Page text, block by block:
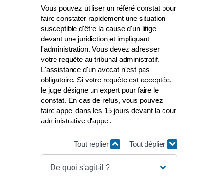
Vous pouvez utiliser un référé constat pour
faire constater rapidement une situation
susceptible d'être la cause d'un litige
devant une juridiction et impliquant
l'administration. Vous devez adresser
votre requête au tribunal administratif.
L'assistance d'un avocat n'est pas
obligatoire. Si votre requête est acceptée,
le juge désigne un expert pour faire le
constat. En cas de refus, vous pouvez
faire appel dans les 15 jours devant la cour
administrative d'appel.
Tout replier Tout déplier
De quoi s'agit-il ?